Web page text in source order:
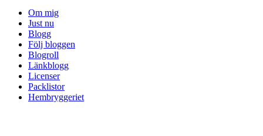
Om mig
Just nu
Blogg
Följ bloggen
Blogroll
Länkblogg
Licenser
Packlistor
Hembryggeriet